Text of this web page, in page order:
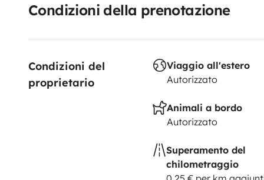
Condizioni della prenotazione
Condizioni del
proprietario
Viaggio all'estero
Autorizzato
Animali a bordo
Autorizzato
Superamento del
chilometraggio